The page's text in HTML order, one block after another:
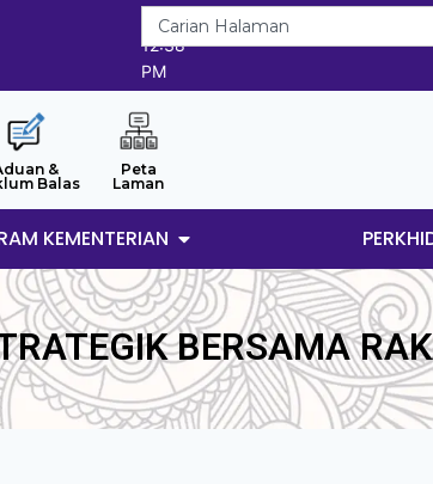
8/8/2026
12:38
PM
&
Balas
Peta
Laman
KEMENTERIAN
BERSAMA